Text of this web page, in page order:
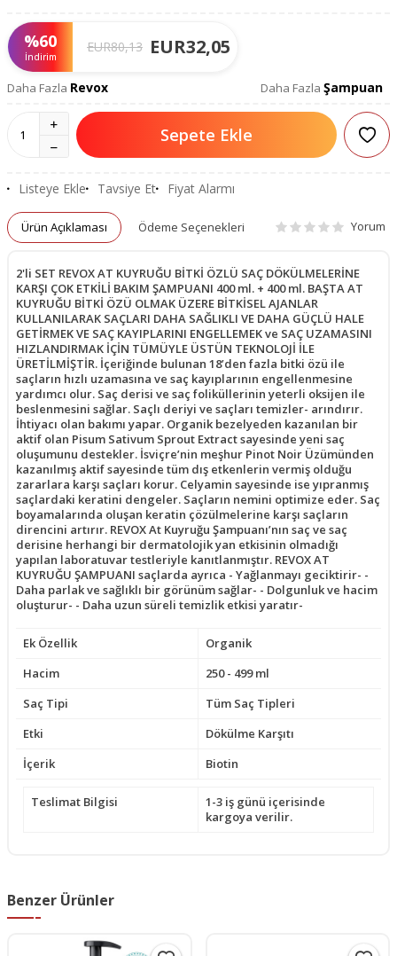
%60
İndirim
EUR80,13 EUR32,05
Daha Fazla Revox Daha Fazla Şampuan
Sepete Ekle
Listeye Ekle Tavsiye Et Fiyat Alarmı
Ürün Açıklaması Ödeme Seçenekleri Yorum
2'li SET REVOX AT KUYRUĞU BİTKİ ÖZLÜ SAÇ DÖKÜLMELERİNE
KARŞI ÇOK ETKİLİ BAKIM ŞAMPUANI 400 ml. + 400 ml. BAŞTA AT
KUYRUĞU BİTKİ ÖZÜ OLMAK ÜZERE BİTKİSEL AJANLAR
KULLANILARAK SAÇLARI DAHA SAĞLIKLI VE DAHA GÜÇLÜ HALE
GETİRMEK VE SAÇ KAYIPLARINI ENGELLEMEK ve SAÇ UZAMASINI
HIZLANDIRMAK İÇİN TÜMÜYLE ÜSTÜN TEKNOLOJİ İLE
ÜRETİLMİŞTİR. İçeriğinde bulunan 18’den fazla bitki özü ile
saçların hızlı uzamasına ve saç kayıplarının engellenmesine
yardımcı olur. Saç derisi ve saç foliküllerinin yeterli oksijen ile
beslenmesini sağlar. Saçlı deriyi ve saçları temizler- arındırır.
İhtiyacı olan bakımı yapar. Organik bezelyeden kazanılan bir
aktif olan Pisum Sativum Sprout Extract sayesinde yeni saç
oluşumunu destekler. İsviçre’nin meşhur Pinot Noir Üzümünden
kazanılmış aktif sayesinde tüm dış etkenlerin vermiş olduğu
zararlara karşı saçları korur. Celyamin sayesinde ise yıpranmış
saçlardaki keratini dengeler. Saçların nemini optimize eder. Saç
boyamalarında oluşan keratin çözülmelerine karşı saçların
direncini artırır. REVOX At Kuyruğu Şampuanı’nın saç ve saç
derisine herhangi bir dermatolojik yan etkisinin olmadığı
yapılan laboratuvar testleriyle kanıtlanmıştır. REVOX AT
KUYRUĞU ŞAMPUANI saçlarda ayrıca - Yağlanmayı geciktirir- -
Daha parlak ve sağlıklı bir görünüm sağlar- - Dolgunluk ve hacim
oluşturur- - Daha uzun süreli temizlik etkisi yaratır-
Ek Özellik
Organik
Hacim
250 - 499 ml
Saç Tipi
Tüm Saç Tipleri
Etki
Dökülme Karşıtı
İçerik
Biotin
Teslimat Bilgisi
1-3 iş günü içerisinde
kargoya verilir.
Benzer Ürünler